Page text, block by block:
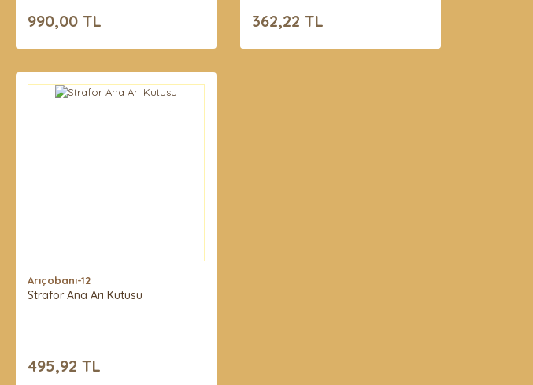
990,00 TL 362,22 TL
Arıçobanı-12
Strafor Ana Arı Kutusu
495,92 TL